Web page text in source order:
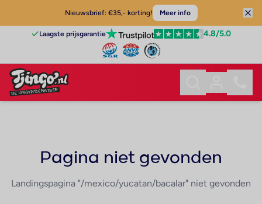
Nieuwsbrief: €35,- korting! Meer info
Laagste prijsgarantie 4.8/5.0
Pagina niet gevonden
Landingspagina "/mexico/yucatan/bacalar" niet gevonden